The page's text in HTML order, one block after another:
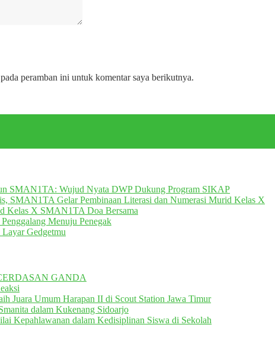
peramban ini untuk komentar saya berikutnya.
SMAN1TA: Wujud Nyata DWP Dukung Program SIKAP
SMAN1TA Gelar Pembinaan Literasi dan Numerasi Murid Kelas X
Kelas X SMAN1TA Doa Bersama
Menuju Penegak
Gedgetmu
GANDA
Juara Umum Harapan II di Scout Station Jawa Timur
dalam Kukenang Sidoarjo
Kepahlawanan dalam Kedisiplinan Siswa di Sekolah